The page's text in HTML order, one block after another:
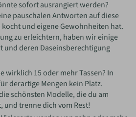
sofort ausrangiert werden?
pauschalen Antworten auf diese
und eigene Gewohnheiten hat.
zu erleichtern, haben wir einige
und deren Daseinsberechtigung
wirklich 15 oder mehr Tassen? In
derartige Mengen kein Platz.
schönsten Modelle, die du am
und trenne dich vom Rest!